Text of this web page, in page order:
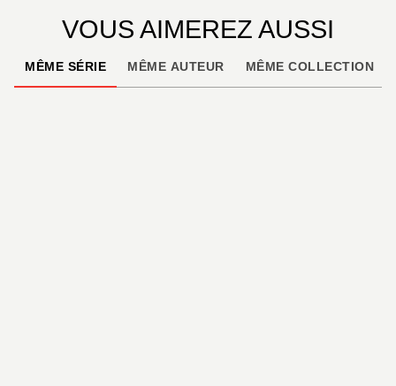
VOUS AIMEREZ AUSSI
MÊME SÉRIE MÊME AUTEUR MÊME COLLECTION